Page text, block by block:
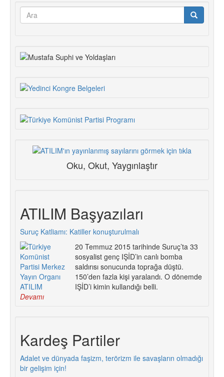
Arama
Oku, Okut, Yaygınlaştır
ATILIM Başyazıları
Suruç Katliamı: Katiller konuşturulmalı
20 Temmuz 2015 tarihinde Suruç’ta 33
sosyalist genç IŞİD’in canlı bomba
saldırısı sonucunda toprağa düştü.
150’den fazla kişi yaralandı. O dönemde
IŞİD’i kimin kullandığı belli.
Devamı
Kardeş Partiler
Adalet ve dünyada faşizm, terörizm ile savaşların olmadığı
bir gelişim için!